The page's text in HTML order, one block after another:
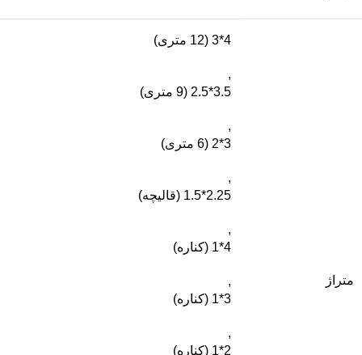
متراژ
4*3 (12 متری)
,
3.5*2.5 (9 متری)
,
3*2 (6 متری)
,
2.25*1.5 (قالیچه)
,
4*1 (کناره)
,
3*1 (کناره)
,
2*1 (کناره)